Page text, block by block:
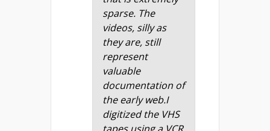
sparse. The
videos, silly as
they are, still
represent
valuable
documentation of
the early web.I
digitized the VHS